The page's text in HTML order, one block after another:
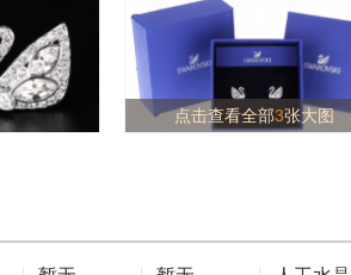
点击查看全部3张大图